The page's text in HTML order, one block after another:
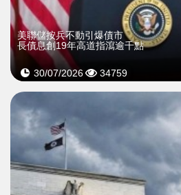
美聯儲按兵不動引爆債市
長債息創19年高道指瀉逾千點
30/07/2026 34759